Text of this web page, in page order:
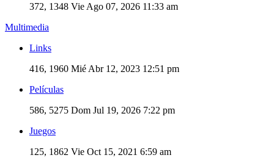
372, 1348 Vie Ago 07, 2026 11:33 am
Multimedia
Links
416, 1960 Mié Abr 12, 2023 12:51 pm
Películas
586, 5275 Dom Jul 19, 2026 7:22 pm
Juegos
125, 1862 Vie Oct 15, 2021 6:59 am